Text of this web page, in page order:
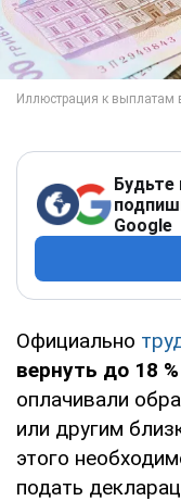
Будьте
Google
Официально
вернуть до 18
оплачивали
или другим
этого
подать